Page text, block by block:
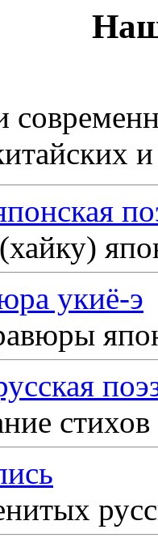
укиё-э